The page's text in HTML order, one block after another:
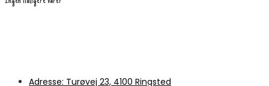
Adresse: Turøvej 23, 4100 Ringsted